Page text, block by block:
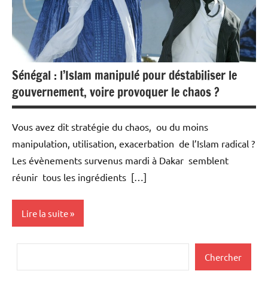
Sénégal : l’Islam manipulé pour déstabiliser le
gouvernement, voire provoquer le chaos ?
Vous avez dit stratégie du chaos, ou du moins
manipulation, utilisation, exacerbation de l’Islam radical ?
Les évènements survenus mardi à Dakar semblent
réunir tous les ingrédients […]
Lire la suite
Economie
Chercher